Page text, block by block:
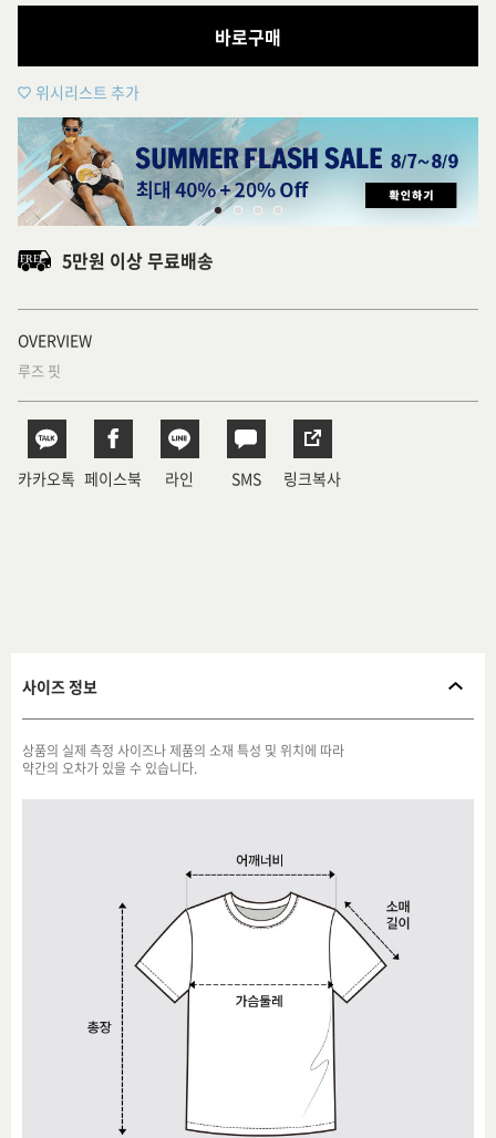
바로구매
위시리스트 추가
5만원 이상 무료배송
OVERVIEW
루즈 핏
카카오톡 페이스북 라인 SMS 링크복사
사이즈 정보
상품의 실제 측정 사이즈나 제품의 소재 특성 및 위치에 따라
약간의 오차가 있을 수 있습니다.